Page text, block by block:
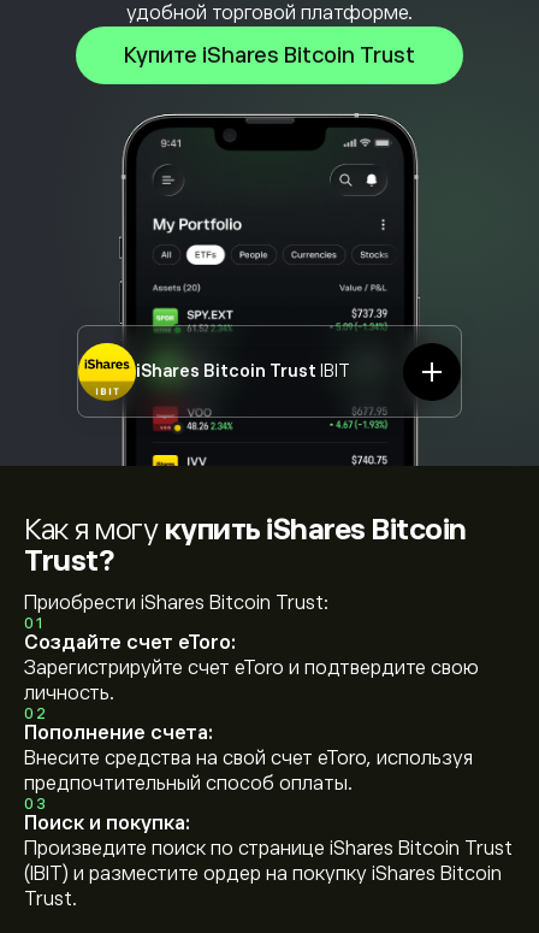
удобной торговой платформе.
Купите iShares Bitcoin Trust
iShares Bitcoin Trust IBIT
Как я могу купить iShares Bitcoin
Trust?
Приобрести iShares Bitcoin Trust:
01
Создайте счет eToro:
Зарегистрируйте счет eToro и подтвердите свою
личность.
02
Пополнение счета:
Внесите средства на свой счет eToro, используя
предпочтительный способ оплаты.
03
Поиск и покупка:
Произведите поиск по странице iShares Bitcoin Trust
(IBIT) и разместите ордер на покупку iShares Bitcoin
Trust.